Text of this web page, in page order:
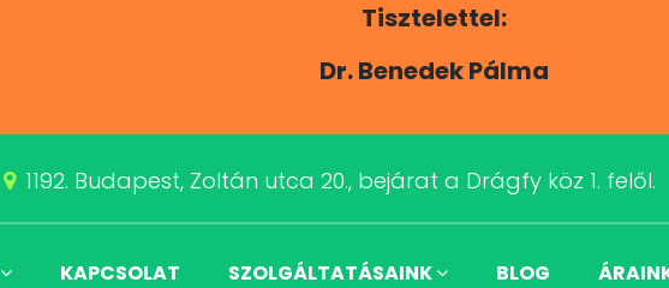
Tisztelettel:
Dr. Benedek Pálma
1192. Budapest, Zoltán utca 20., bejárat a Drágfy köz 1. felől.
KAPCSOLAT SZOLGÁLTATÁSAINK BLOG